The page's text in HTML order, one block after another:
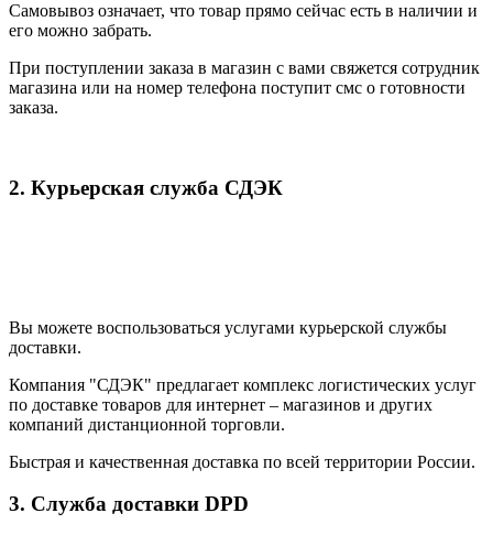
Самовывоз означает, что товар прямо сейчас есть в наличии и
его можно забрать.
При поступлении заказа в магазин с вами свяжется сотрудник
магазина или на номер телефона поступит смс о готовности
заказа.
2. Курьерская служба СДЭК
Вы можете воспользоваться услугами курьерской службы
доставки.
Компания "СДЭК" предлагает комплекс логистических услуг
по доставке товаров для интернет – магазинов и других
компаний дистанционной торговли.
Быстрая и качественная доставка по всей территории России.
3. Служба доставки DPD